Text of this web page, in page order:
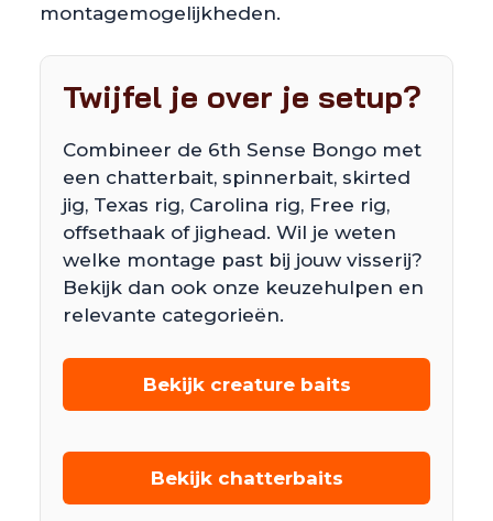
montagemogelijkheden.
Twijfel je over je setup?
Combineer de 6th Sense Bongo met
een chatterbait, spinnerbait, skirted
jig, Texas rig, Carolina rig, Free rig,
offsethaak of jighead. Wil je weten
welke montage past bij jouw visserij?
Bekijk dan ook onze keuzehulpen en
relevante categorieën.
Bekijk creature baits
Bekijk chatterbaits